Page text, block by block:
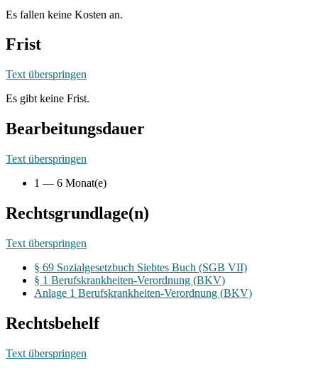
Es fallen keine Kosten an.
Frist
Text überspringen
Es gibt keine Frist.
Bearbeitungsdauer
Text überspringen
1 — 6 Monat(e)
Rechtsgrundlage(n)
Text überspringen
§ 69 Sozialgesetzbuch Siebtes Buch (SGB VII)
§ 1 Berufskrankheiten-Verordnung (BKV)
Anlage 1 Berufskrankheiten-Verordnung (BKV)
Rechtsbehelf
Text überspringen